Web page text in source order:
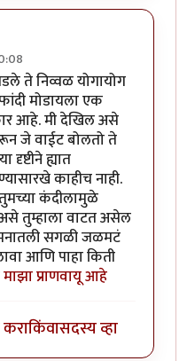
ते निव्वळ योगायोग
मोडायला एक
आहे. मी देखिल असे
जे वाईट बोलतो ते
ह्यात
काहीच नाही.
कंदीलामुळे
तुम्हाला वाटत असेल
सगळी जळमटं
आणि पाहा किती
माझा प्राणवायू आहे
किंवासदस्य व्हा